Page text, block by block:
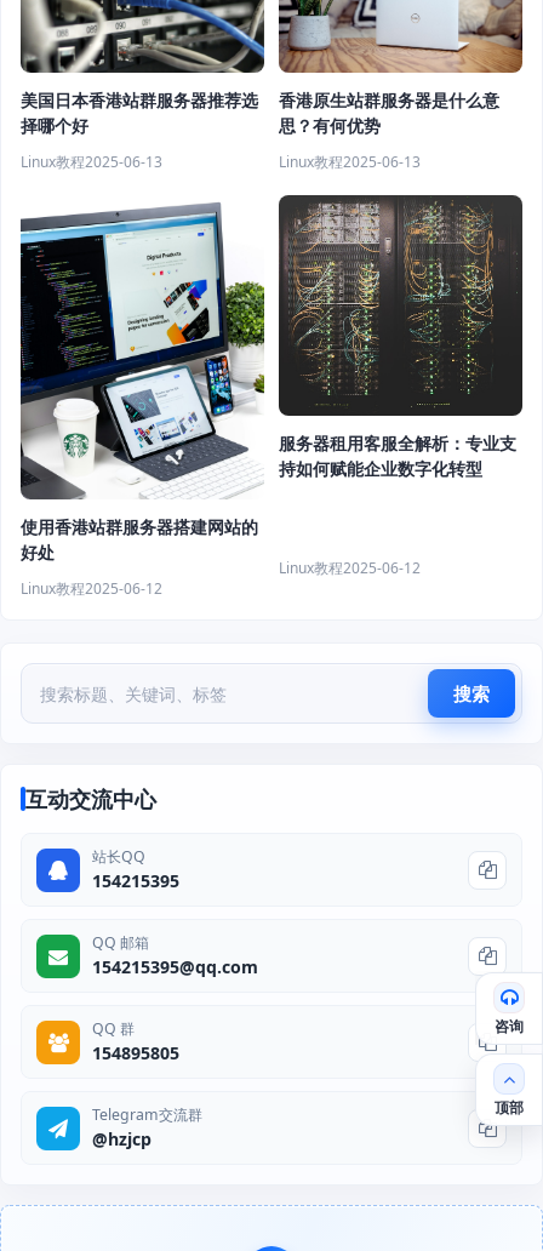
美国日本香港站群服务器推荐选
择哪个好
Linux教程2025-06-13
香港原生站群服务器是什么意
思？有何优势
Linux教程2025-06-13
使用香港站群服务器搭建网站的
好处
Linux教程2025-06-12
服务器租用客服全解析：专业支
持如何赋能企业数字化转型
Linux教程2025-06-12
搜索
互动交流中心
站长QQ
154215395
QQ 邮箱
154215395@qq.com
QQ 群
154895805
Telegram交流群
@hzjcp
咨询
顶部